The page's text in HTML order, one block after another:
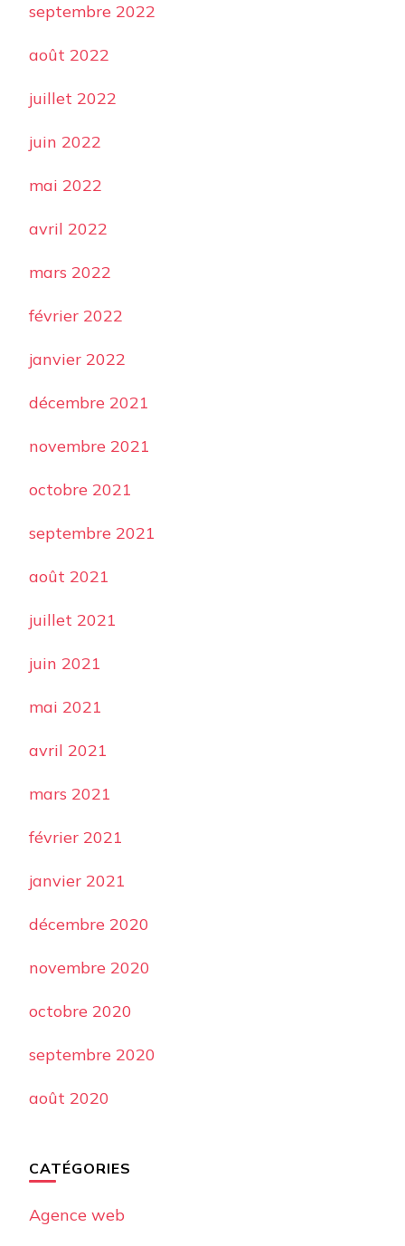
septembre 2022
août 2022
juillet 2022
juin 2022
mai 2022
avril 2022
mars 2022
février 2022
janvier 2022
décembre 2021
novembre 2021
octobre 2021
septembre 2021
août 2021
juillet 2021
juin 2021
mai 2021
avril 2021
mars 2021
février 2021
janvier 2021
décembre 2020
novembre 2020
octobre 2020
septembre 2020
août 2020
CATÉGORIES
Agence web